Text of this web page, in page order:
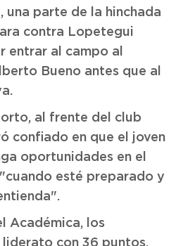
una parte de la hinchada
contra Lopetegui
entrar al campo al
Bueno antes que al
al frente del club
confiado en que el joven
oportunidades en el
esté preparado y
Académica, los
con 36 puntos,